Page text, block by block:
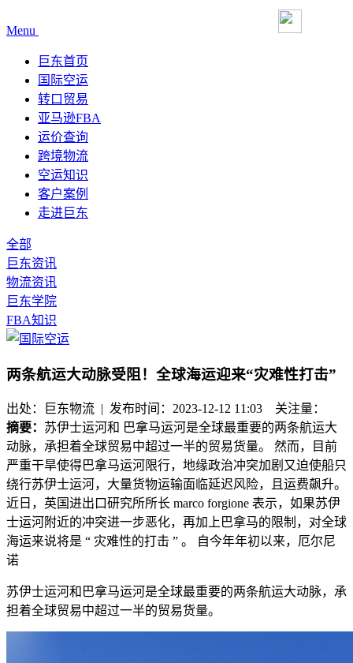
Menu
巨东首页
国际空运
转口贸易
亚马逊FBA
运价查询
跨境物流
空运知识
客户案例
走进巨东
全部
巨东资讯
物流资讯
巨东学院
FBA知识
两条航运大动脉受阻！全球海运迎来“灾难性打击”
出处：巨东物流 | 发布时间：2023-12-12 11:03 关注量：
摘要： 苏伊士运河和 巴拿马运河是全球最重要的两条航运大
动脉，承担着全球贸易中超过一半的贸易货量。 然而，目前
严重干旱使得巴拿马运河限行，地缘政治冲突加剧又迫使船只
绕行苏伊士运河，大量货物运输面临延迟风险，且运费飙升。
近日，英国进出口研究所所长 marco forgione 表示，如果苏伊
士运河附近的冲突进一步恶化，再加上巴拿马的限制，对全球
海运来说将是 “ 灾难性的打击 ” 。 自今年年初以来，厄尔尼
诺
苏伊士运河和 巴拿马运河是全球最重要的两条航运大动脉，承
担着全球贸易中超过一半的贸易货量。